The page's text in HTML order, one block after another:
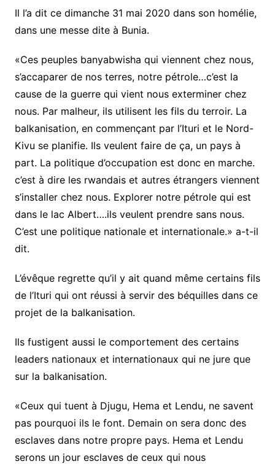
Il l’a dit ce dimanche 31 mai 2020 dans son homélie,
dans une messe dite à Bunia.
«Ces peuples banyabwisha qui viennent chez nous,
s’accaparer de nos terres, notre pétrole…c’est la
cause de la guerre qui vient nous exterminer chez
nous. Par malheur, ils utilisent les fils du terroir. La
balkanisation, en commençant par l’Ituri et le Nord-
Kivu se planifie. Ils veulent faire de ça, un pays à
part. La politique d’occupation est donc en marche.
c’est à dire les rwandais et autres étrangers viennent
s’installer chez nous. Explorer notre pétrole qui est
dans le lac Albert….ils veulent prendre sans nous.
C’est une politique nationale et internationale.» a-t-il
dit.
L’évêque regrette qu’il y ait quand même certains fils
de l’Ituri qui ont réussi à servir des béquilles dans ce
projet de la balkanisation.
Ils fustigent aussi le comportement des certains
leaders nationaux et internationaux qui ne jure que
sur la balkanisation.
«Ceux qui tuent à Djugu, Hema et Lendu, ne savent
pas pourquoi ils le font. Demain on sera donc des
esclaves dans notre propre pays. Hema et Lendu
serons un jour esclaves de ceux qui nous